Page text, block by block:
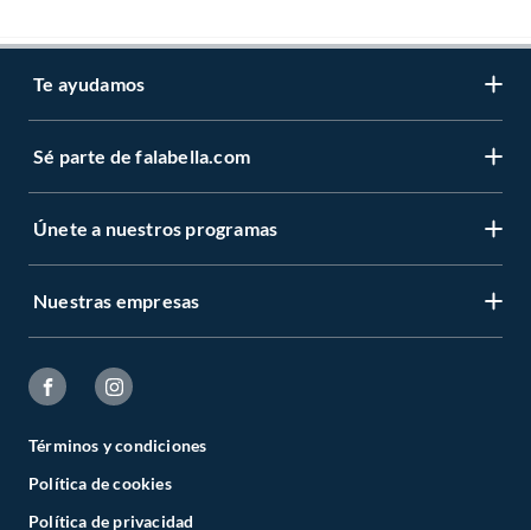
Te ayudamos
Sé parte de falabella.com
Únete a nuestros programas
Nuestras empresas
Términos y condiciones
Política de cookies
Política de privacidad